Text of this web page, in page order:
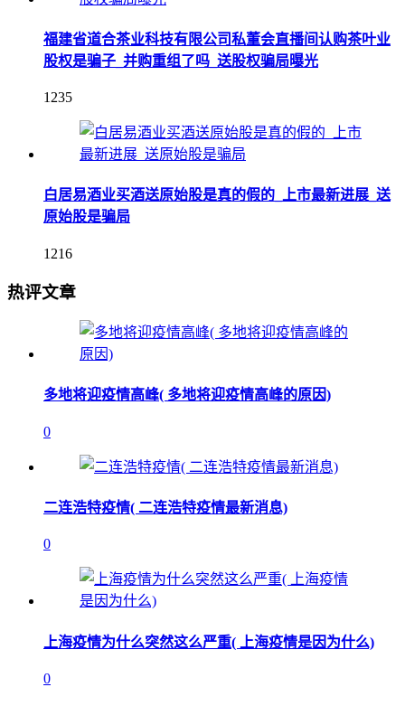
福建省道合茶业科技有限公司私董会直播间认购茶叶业
股权是骗子_并购重组了吗_送股权骗局曝光
1235
白居易酒业买酒送原始股是真的假的_上市最新进展_送
原始股是骗局
1216
热评文章
多地将迎疫情高峰( 多地将迎疫情高峰的原因)
0
二连浩特疫情( 二连浩特疫情最新消息)
0
上海疫情为什么突然这么严重( 上海疫情是因为什么)
0